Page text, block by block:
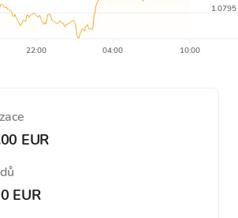
22:00 04:00 10:00
1.0795
EUR
EUR